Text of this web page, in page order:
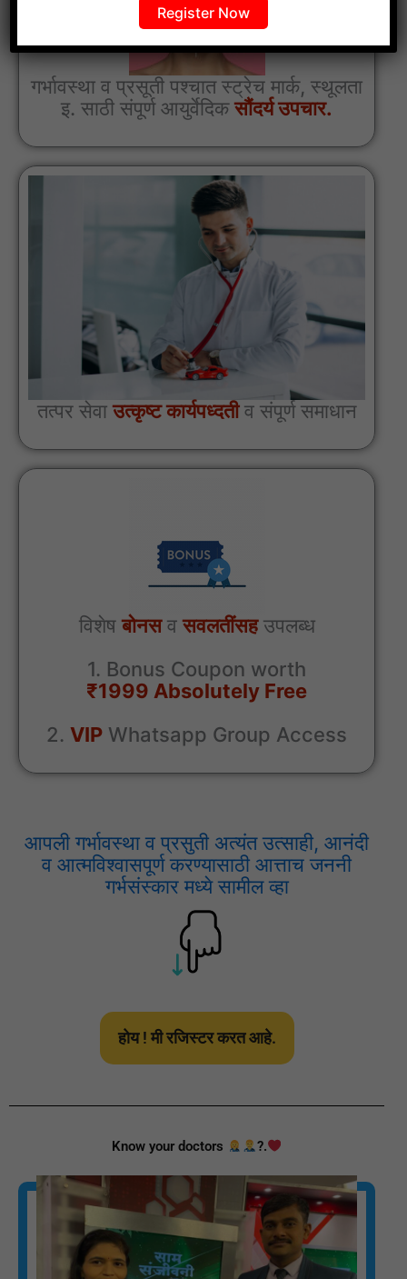
गर्भावस्था व प्रसूती पश्चात स्ट्रेच मार्क, स्थूलता
इ. साठी संपूर्ण आयुर्वेदिकसौंदर्य उपचार.
तत्पर सेवा उत्कृष्ट कार्यपध्दतीव संपूर्ण समाधान
विशेष बोनसव सवलतींसहउपलब्ध
1. Bonus Coupon worth
₹1999 Absolutely Free
2. VIP Whatsapp Group Access
आपली गर्भावस्था व प्रसुती अत्यंत उत्साही, आनंदी
व आत्मविश्वासपूर्ण करण्यासाठी आत्ताच जननी
गर्भसंस्कार मध्ये सामील व्हा
होय ! मी रजिस्टर करत आहे.
Know your doctors ?.
Register Now